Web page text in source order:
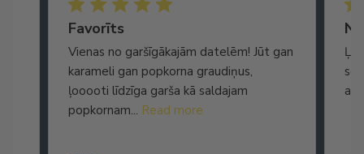
Favorīts
Vienas no garšīgākajām datelēm! Jūt gan
karameli gan popkorna graudiņus,
ļooooti līdzīga garša kā saldajam
popkornam... Read more
arī